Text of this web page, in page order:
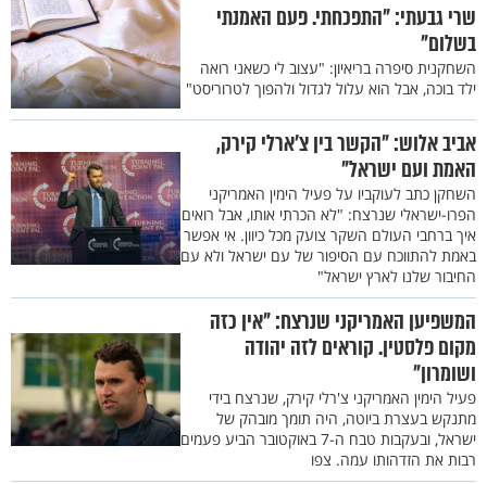
שרי גבעתי: "התפכחתי. פעם האמנתי
בשלום"
השחקנית סיפרה בריאיון: "עצוב לי כשאני רואה
ילד בוכה, אבל הוא עלול לגדול ולהפוך לטרוריסט"
אביב אלוש: "הקשר בין צ'ארלי קירק,
האמת ועם ישראל"
השחקן כתב לעוקביו על פעיל הימין האמריקני
הפרו-ישראלי שנרצח: "לא הכרתי אותו, אבל רואים
איך ברחבי העולם השקר צועק מכל כיוון. אי אפשר
באמת להתווכח עם הסיפור של עם ישראל ולא עם
החיבור שלנו לארץ ישראל"
המשפיען האמריקני שנרצח: "אין כזה
מקום פלסטין. קוראים לזה יהודה
ושומרון"
פעיל הימין האמריקני צ'רלי קירק, שנרצח בידי
מתנקש בעצרת ביוטה, היה תומך מובהק של
ישראל, ובעקבות טבח ה-7 באוקטובר הביע פעמים
רבות את הזדהותו עמה. צפו